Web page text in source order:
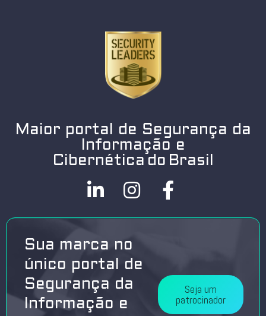
Maior portal de Segurança da
Informação e
Cibernética do Brasil
Sua marca no
único portal de
Segurança da
Informação e
Seja um
patrocinador